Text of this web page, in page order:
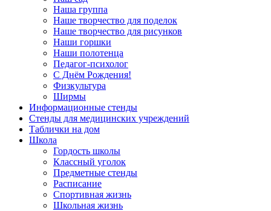
Наша группа
Наше творчество для поделок
Наше творчество для рисунков
Наши горшки
Наши полотенца
Педагог-психолог
С Днём Рождения!
Физкультура
Ширмы
Информационные стенды
Стенды для медицинских учреждений
Таблички на дом
Школа
Гордость школы
Классный уголок
Предметные стенды
Расписание
Спортивная жизнь
Школьная жизнь